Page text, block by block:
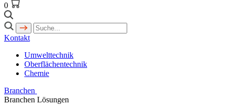
0
Kontakt
Umwelttechnik
Oberflächentechnik
Chemie
Branchen
Branchen Lösungen